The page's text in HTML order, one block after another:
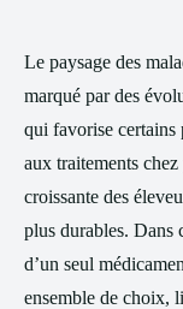
Le paysage des
marqué par des
qui favorise certains
aux traitements
croissante des
plus durables. Dans
d’un seul
ensemble de choix,